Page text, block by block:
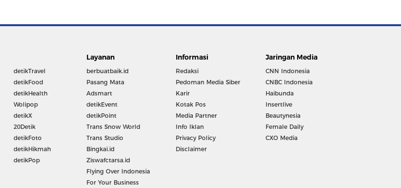
detikTravel
detikFood
detikHealth
Wolipop
detikX
20Detik
detikFoto
detikHikmah
detikPop
Layanan
berbuatbaik.id
Pasang Mata
Adsmart
detikEvent
detikPoint
Trans Snow World
Trans Studio
Bingkai.id
Ziswafctarsa.id
Flying Over Indonesia
For Your Business
Informasi
Redaksi
Pedoman Media Siber
Karir
Kotak Pos
Media Partner
Info Iklan
Privacy Policy
Disclaimer
Jaringan Media
CNN Indonesia
CNBC Indonesia
Haibunda
Insertlive
Beautynesia
Female Daily
CXO Media